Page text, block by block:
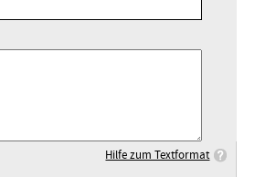
Hilfe zum Textformat